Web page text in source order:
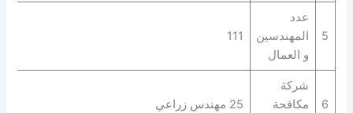
5
عدد
المهندسين
و العمال
111
6
شركة
مكافحة
25 مهندس زراعي